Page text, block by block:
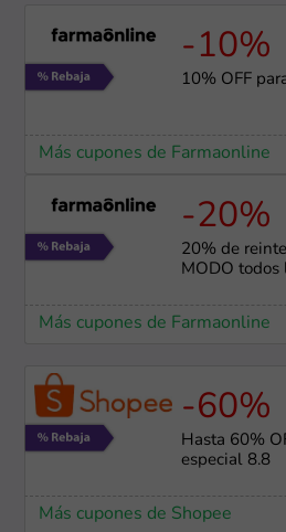
-10%
10% OFF
Más cupones de Farmaonline
-20%
20% de
MODO todos
Más cupones de Farmaonline
-60%
Hasta 60%
especial 8.8
Más cupones de Shopee